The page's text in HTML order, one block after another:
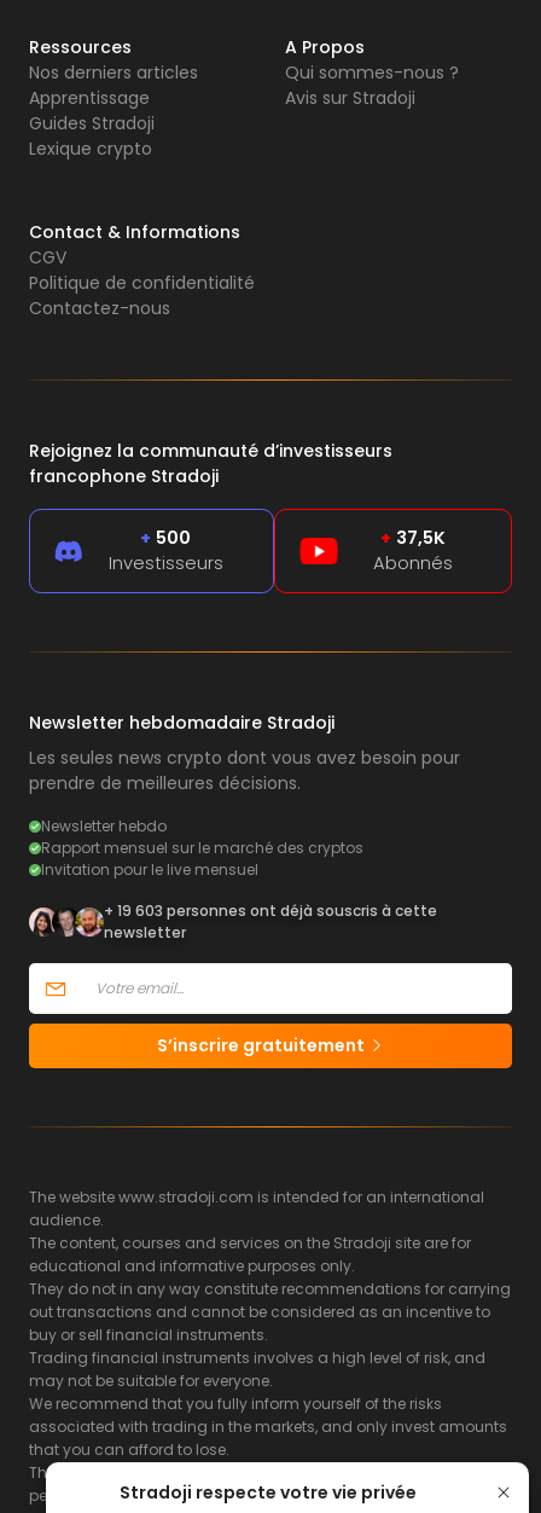
Stradoji respecte votre vie privée
Ressources
Nos derniers articles
Apprentissage
Guides Stradoji
Lexique crypto
A Propos
Qui sommes-nous ?
Avis sur Stradoji
Contact & Informations
CGV
Politique de confidentialité
Contactez-nous
Rejoignez la communauté d’investisseurs
francophone Stradoji
+ 500
Investisseurs
+ 37,5K
Abonnés
Newsletter hebdomadaire Stradoji
Les seules news crypto dont vous avez besoin pour
prendre de meilleures décisions.
Newsletter hebdo
Rapport mensuel sur le marché des cryptos
Invitation pour le live mensuel
+ 19 603 personnes ont déjà souscris à cette
newsletter
S’inscrire gratuitement
The website www.stradoji.com is intended for an international
audience.
The content, courses and services on the Stradoji site are for
educational and informative purposes only.
They do not in any way constitute recommendations for carrying
out transactions and cannot be considered as an incentive to
buy or sell financial instruments.
Trading financial instruments involves a high level of risk, and
may not be suitable for everyone.
We recommend that you fully inform yourself of the risks
associated with trading in the markets, and only invest amounts
that you can afford to lose.
The Stradoji site does not guarantee the results or the
performance of products based on the information contained on